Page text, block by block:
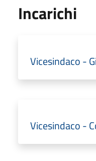
Incarichi
Vicesindaco -
Vicesindaco -